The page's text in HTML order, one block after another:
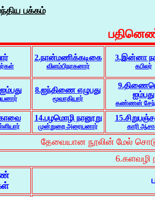
பக்கம்
2.நான்மணிக்கடிகை
விளம்பிநாகனார்
3.இன்னா
கபிலர்
8.ஐந்திணை எழுபது
மூவாதியார்
ஐம்பது
கண்ணன்
14.பழமொழி நானூறு
முன்றுறை அரையனார் காரி
தேவையான நூலின் மேல்
6.களவழி